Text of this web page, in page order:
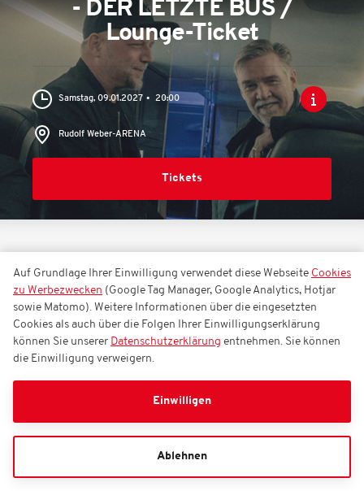
- DER LETZTE BUS /
Lounge-Ticket
Samstag, 09.01.2027 20:00
Rudolf Weber-ARENA
Tickets
EVENTS ÖZCAN COSAR / SUITEN-TICKET
Özcan Cosar / Suiten-Ticket
Sonntag, 24.01.2027 18:00
Tickets
Auf Grundlage Ihrer Einwilligung verwendet diese Webseite Cookies
zu Werbezwecken (Google Tag Manager, Google Analytics, Hotjar
sowie Matomo). Weitere Informationen über die eingesetzten
Cookies als auch über die Folgen Ihrer Einwilligungserklärung
können Sie unserer Datenschutzerklärung entnehmen. Sie können
die Einwilligung verweigern.
Einwilligen
Ablehnen